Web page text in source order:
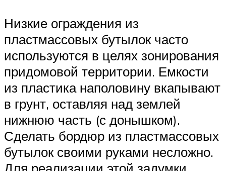
Низкие ограждения из
пластмассовых бутылок часто
используются в целях зонирования
придомовой территории. Емкости
из пластика наполовину вкапывают
в грунт, оставляя над землей
нижнюю часть (с донышком).
Сделать бордюр из пластмассовых
бутылок своими руками несложно.